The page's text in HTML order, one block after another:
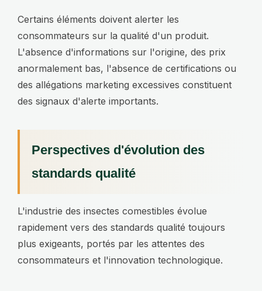
Certains éléments doivent alerter les
consommateurs sur la qualité d'un produit.
L'absence d'informations sur l'origine, des prix
anormalement bas, l'absence de certifications ou
des allégations marketing excessives constituent
des signaux d'alerte importants.
Perspectives d'évolution des
standards qualité
L'industrie des insectes comestibles évolue
rapidement vers des standards qualité toujours
plus exigeants, portés par les attentes des
consommateurs et l'innovation technologique.